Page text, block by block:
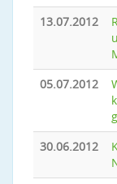
13.07.2012
05.07.2012
30.06.2012